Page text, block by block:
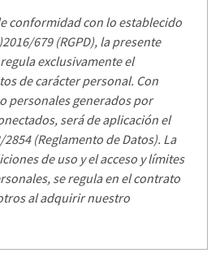
conformidad con lo establecido
679 (RGPD), la presente
exclusivamente el
de carácter personal. Con
personales generados por
será de aplicación el
(Reglamento de Datos). La
de uso y el acceso y límites
se regula en el contrato
al adquirir nuestro